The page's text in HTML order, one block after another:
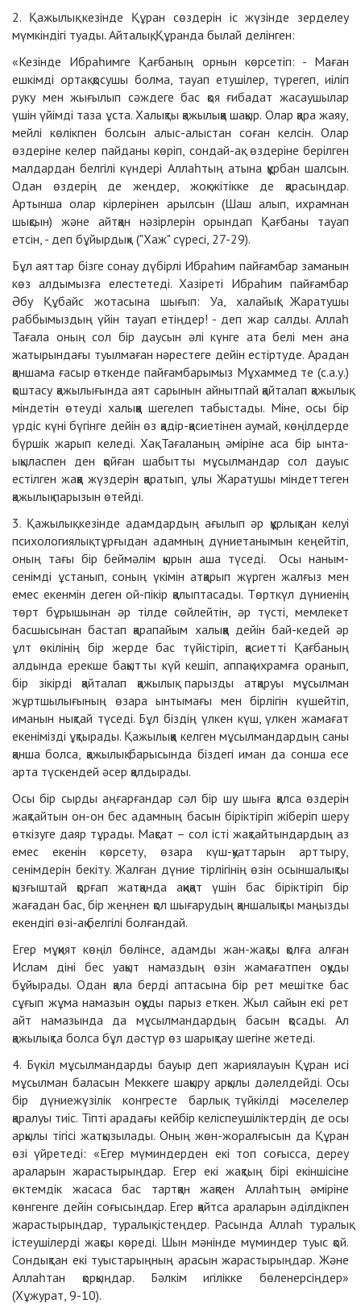
2. Қажылық кезінде Құран сөздерін іс жүзінде зерделеу
мүмкіндігі туады. Айталық, Құранда былай делінген:
«Кезінде Ибраһимге Қағбаның орнын көрсетіп: - Маған
ешкімді ортақ қосушы болма, тауап етушілер, түрегеп, иіліп
руку мен жығылып сәждеге бас қоя ғибадат жасаушылар
үшін үйімді таза ұста. Халықты қажылыққа шақыр. Олар қара жаяу,
мейлі көлікпен болсын алыс-алыстан соған келсін. Олар
өздеріне келер пайданы көріп, сондай-ақ өздеріне берілген
малдардан белгілі күндері Аллаһтың атына құрбан шалсын.
Одан өздерің де жеңдер, жоқ-жітікке де қарасыңдар.
Артынша олар кірлерінен арылсын (Шаш алып, ихрамнан
шықсын) және айтқан нәзірлерін орындап Қағбаны тауап
етсін, - деп бұйырдық» ("Хаж" сүресі, 27-29).
Бұл аяттар бізге сонау дүбірлі Ибраһим пайғамбар заманын
көз алдымызға елестетеді. Хазіреті Ибраһим пайғамбар
Әбу Құбайс жотасына шығып: Уа, халайық! Жаратушы
раббымыздың үйін тауап етіңдер! - деп жар салды. Аллаһ
Тағала оның сол бір даусын әлі күнге ата белі мен ана
жатырындағы туылмаған нәрестеге дейін естіртуде. Арадан
қаншама ғасыр өткенде пайғамбарымыз Мұхаммед те (с.а.у.)
қоштасу қажылығында аят сарынын айнытпай қайталап қажылық
міндетін өтеуді халыққа шегелеп табыстады. Міне, осы бір
үрдіс күні бүгінге дейін өз қадір-қасиетінен аумай, көңілдерде
бүршік жарып келеді. Хақ Тағаланың әміріне аса бір ынта-
ықыласпен ден қойған шабытты мұсылмандар сол дауыс
естілген жаққа жүздерін қаратып, ұлы Жаратушы міндеттеген
қажылық парызын өтейді.
3. Қажылық кезінде адамдардың ағылып әр құрлықтан келуі
психологиялық тұрғыдан адамның дүниетанымын кеңейтіп,
оның тағы бір беймәлім қырын аша түседі. Осы наным-
сенімді ұстанып, соның үкімін атқарып жүрген жалғыз мен
емес екенмін деген ой-пікір қалыптасады. Төрткүл дүниенің
төрт бұрышынан әр тілде сөйлейтін, әр түсті, мемлекет
басшысынан бастап қарапайым халыққа дейін бай-кедей әр
ұлт өкілінің бір жерде бас түйістіріп, қасиетті Қағбаның
алдында ерекше бақытты күй кешіп, аппақ ихрамға оранып,
бір зікірді қайталап қажылық парызды атқаруы мұсылман
жұртшылығының өзара ынтымағы мен бірлігін күшейтіп,
иманын нықтай түседі. Бұл біздің үлкен күш, үлкен жамағат
екенімізді ұқтырады. Қажылыққа келген мұсылмандардың саны
қанша болса, қажылық барысында біздегі иман да сонша есе
арта түскендей әсер қалдырады.
Осы бір сырды аңғарғандар сәл бір шу шыға қалса өздерін
жақтайтын он-он бес адамның басын біріктіріп жіберіп шеру
өткізуге даяр тұрады. Мақсат – сол істі жақтайтындардың аз
емес екенін көрсету, өзара күш-қуаттарын арттыру,
сенімдерін бекіту. Жалған дүние тірлігінің өзін осыншалықты
қызғыштай қорғап жатқанда ақиқат үшін бас біріктіріп бір
жағадан бас, бір жеңнен қол шығарудың қаншалықты маңызды
екендігі өзі-ақ белгілі болғандай.
Егер мұқият көңіл бөлінсе, адамды жан-жақты қолға алған
Ислам діні бес уақыт намаздың өзін жамағатпен оқуды
бұйырады. Одан қала берді аптасына бір рет мешітке бас
сұғып жұма намазын оқуды парыз еткен. Жыл сайын екі рет
айт намазында да мұсылмандардың басын қосады. Ал
қажылықта болса бұл дәстүр өз шарықтау шегіне жетеді.
4. Бүкіл мұсылмандарды бауыр деп жариялауын Құран исі
мұсылман баласын Меккеге шақыру арқылы дәлелдейді. Осы
бір дүниежүзілік конгресте барлық түйкілді мәселелер
қаралуы тиіс. Тіпті арадағы кейбір келіспеушіліктердің де осы
арқылы тігісі жатқызылады. Оның жөн-жоралғысын да Құран
өзі үйретеді: «Егер мүминдерден екі топ соғысса, дереу
араларын жарастырыңдар. Егер екі жақтың бірі екіншісіне
өктемдік жасаса бас тартқан жақпен Аллаһтың әміріне
көнгенге дейін соғысыңдар. Егер қайтса араларын әділдікпен
жарастырыңдар, туралық істеңдер. Расында Аллаһ туралық
істеушілерді жақсы көреді. Шын мәнінде мүминдер туыс қой.
Сондықтан екі туыстарыңның арасын жарастырыңдар. Және
Аллаһтан қорқыңдар. Бәлкім игілікке бөленерсіңдер»
(Хұжурат, 9-10).